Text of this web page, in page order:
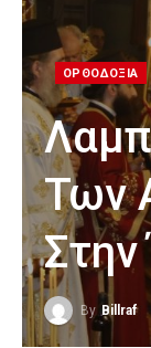
ΟΡΘΟΔΟΞΙΑ
Των
By Billraf